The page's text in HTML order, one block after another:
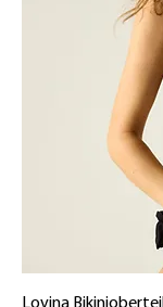
Lovina Bikinioberteil